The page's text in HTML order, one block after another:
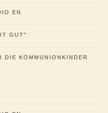
EN
GUT"
DIE KOMMUNIONKINDER